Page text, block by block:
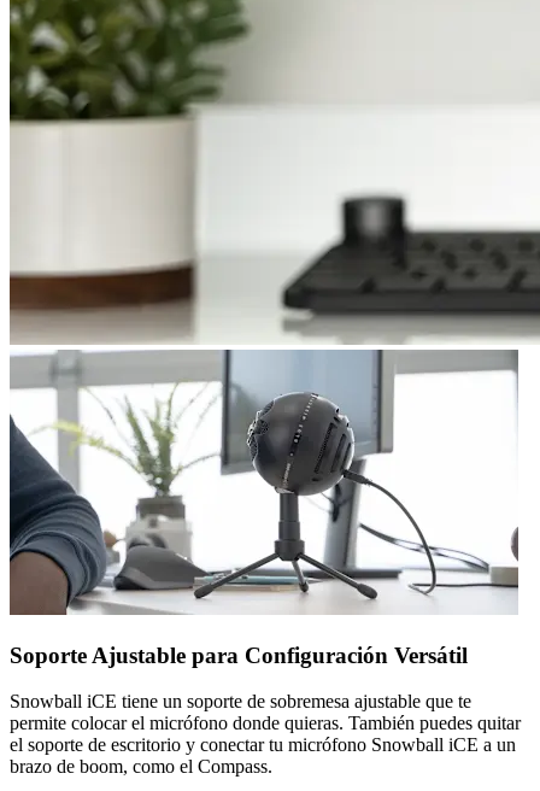
Soporte Ajustable para Configuración Versátil
Snowball iCE tiene un soporte de sobremesa ajustable que te
permite colocar el micrófono donde quieras. También puedes quitar
el soporte de escritorio y conectar tu micrófono Snowball iCE a un
brazo de boom, como el Compass.